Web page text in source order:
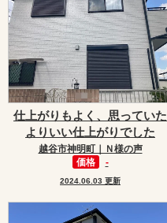
仕上がりもよく、思っていた
よりいい仕上がりでした
越谷市神明町｜Ｎ様の声
価格
-
2024.06.03 更新